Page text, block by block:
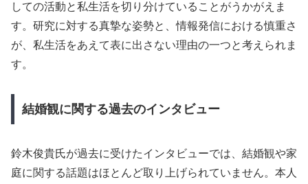
しての活動と私生活を切り分けていることがうかがえま
す。研究に対する真摯な姿勢と、情報発信における慎重さ
が、私生活をあえて表に出さない理由の一つと考えられま
す。
結婚観に関する過去のインタビュー
鈴木俊貴氏が過去に受けたインタビューでは、結婚観や家
庭に関する話題はほとんど取り上げられていません。本人